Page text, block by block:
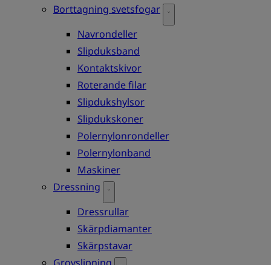
Borttagning svetsfogar
Navrondeller
Slipduksband
Kontaktskivor
Roterande filar
Slipdukshylsor
Slipdukskoner
Polernylonrondeller
Polernylonband
Maskiner
Dressning
Dressrullar
Skärpdiamanter
Skärpstavar